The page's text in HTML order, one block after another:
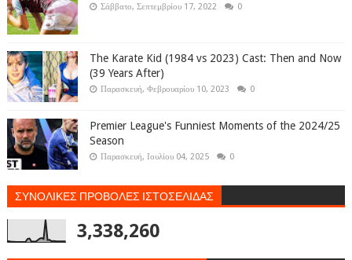
Σάββατο, Σεπτεμβρίου 17, 2022 0
The Karate Kid (1984 vs 2023) Cast: Then and Now
(39 Years After)
Παρασκευή, Φεβρουαρίου 10, 2023 0
Premier League's Funniest Moments of the 2024/25
Season
Παρασκευή, Ιουλίου 04, 2025 0
ΣΥΝΟΛΙΚΕΣ ΠΡΟΒΟΛΕΣ ΙΣΤΟΣΕΛΙΔΑΣ
3,338,260